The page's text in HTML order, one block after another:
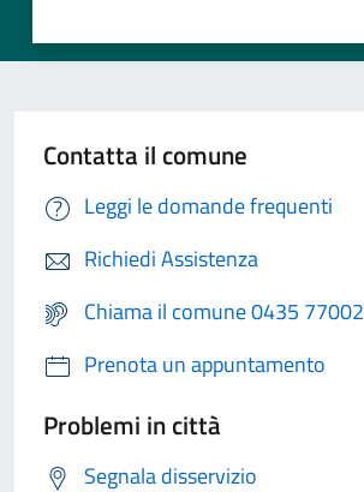
Contatta il comune
Leggi le domande frequenti
Richiedi Assistenza
Chiama il comune 0435 77002
Prenota un appuntamento
Problemi in città
Segnala disservizio